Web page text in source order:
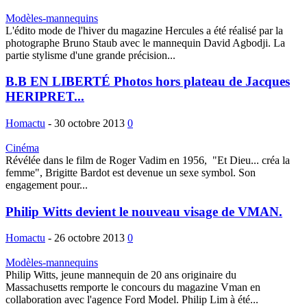
Modèles-mannequins
L'édito mode de l'hiver du magazine Hercules a été réalisé par la
photographe Bruno Staub avec le mannequin David Agbodji. La
partie stylisme d'une grande précision...
B.B EN LIBERTÉ Photos hors plateau de Jacques
HERIPRET...
Homactu - 30 octobre 2013 0
Cinéma
Révélée dans le film de Roger Vadim en 1956, "Et Dieu... créa la
femme", Brigitte Bardot est devenue un sexe symbol. Son
engagement pour...
Philip Witts devient le nouveau visage de VMAN.
Homactu - 26 octobre 2013 0
Modèles-mannequins
Philip Witts, jeune mannequin de 20 ans originaire du
Massachusetts remporte le concours du magazine Vman en
collaboration avec l'agence Ford Model. Philip Lim à été...